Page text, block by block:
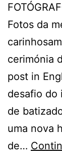
Fotos da
cerimónia
post in
desafio do
de
uma nova
de…